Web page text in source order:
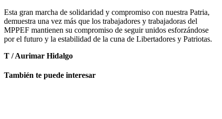
Esta gran marcha de solidaridad y compromiso con nuestra Patria,
demuestra una vez más que los trabajadores y trabajadoras del
MPPEF mantienen su compromiso de seguir unidos esforzándose
por el futuro y la estabilidad de la cuna de Libertadores y Patriotas.
T / Aurimar Hidalgo
También te puede interesar